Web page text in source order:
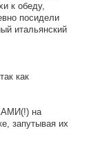
к обеду,
посидели
итальянский
как
на
запутывая их